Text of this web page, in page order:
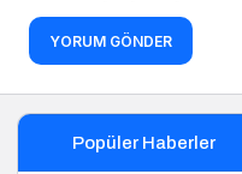
YORUM GÖNDER
Popüler Haberler